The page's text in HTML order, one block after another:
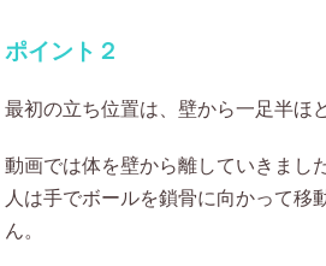
ポイント２
最初の立ち位置は、壁から一足半ほ
動画では体を壁から離していきまし
人は手でボールを鎖骨に向かって移
ん。